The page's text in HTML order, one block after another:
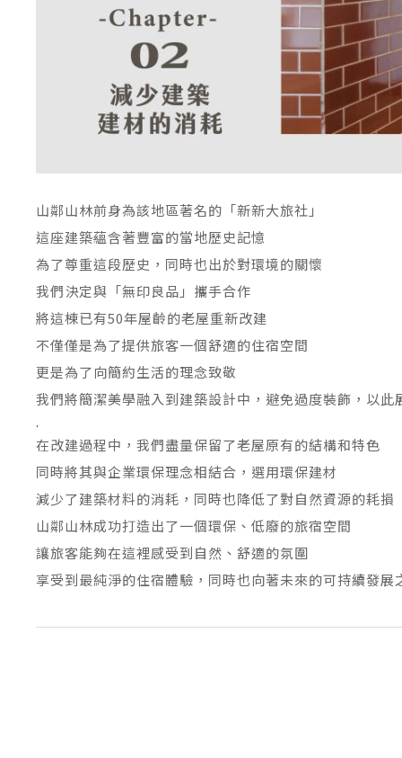
山鄰山林前身為該地區著名的「新新大旅社」
這座建築蘊含著豐富的當地歷史記憶
為了尊重這段歷史，同時也出於對環境的關懷
我們決定與「無印良品」攜手合作
將這棟已有50年屋齡的老屋重新改建
不僅僅是為了提供旅客一個舒適的住宿空間
更是為了向簡約生活的理念致敬
我們將簡潔美學融入到建築設計中，避免過度裝飾，以
.
在改建過程中，我們盡量保留了老屋原有的結構和特色
同時將其與企業環保理念相結合，選用環保建材
減少了建築材料的消耗，同時也降低了對自然資源的耗損
山鄰山林成功打造出了一個環保、低廢的旅宿空間
讓旅客能夠在這裡感受到自然、舒適的氛圍
享受到最純淨的住宿體驗，同時也向著未來的可持續發展